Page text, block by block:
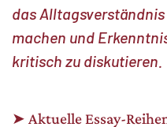
das
machen und
kritisch zu diskutieren.
➤ Aktuelle Essay-